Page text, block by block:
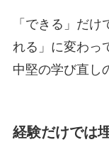
「できる」だ
れる」に変わっ
中堅の学び直し
経験だけでは